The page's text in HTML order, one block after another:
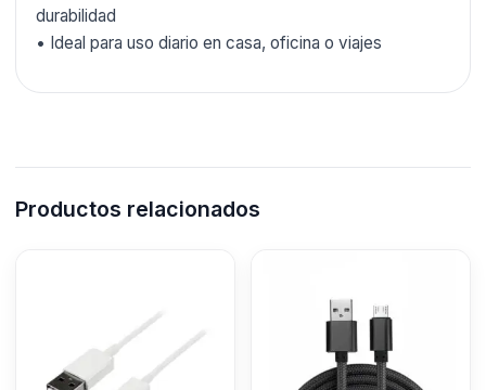
durabilidad
• Ideal para uso diario en casa, oficina o viajes
Productos relacionados